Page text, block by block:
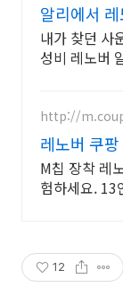
알리에서 레
가 레노버
내가 찾던 사
성비 레노버
http://
레노버 쿠
M칩 장착 레
험하세요. 13
12